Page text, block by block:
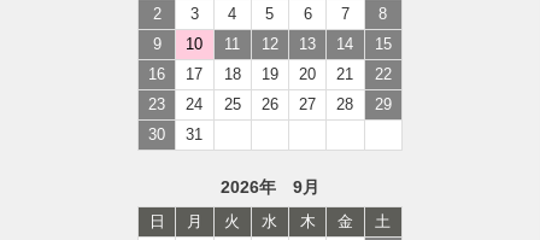
2
3 4 5 6 7
8
9
10 11 12 13 14
15
16
17 18 19 20 21
22
23
24 25 26 27 28
29
30
31
2026年 9月
日 月 火 水 木 金
土